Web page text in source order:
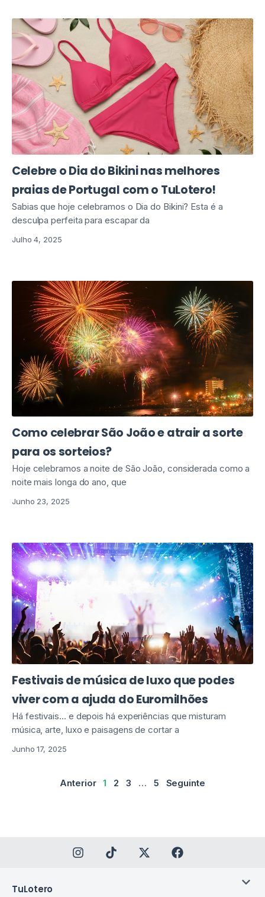
Celebre o Dia do Bikini nas melhores
praias de Portugal com o TuLotero!
Sabias que hoje celebramos o Dia do Bikini? Esta é a
desculpa perfeita para escapar da
Julho 4, 2025
Como celebrar São João e atrair a sorte
para os sorteios?
Hoje celebramos a noite de São João, considerada como a
noite mais longa do ano, que
Junho 23, 2025
Festivais de música de luxo que podes
viver com a ajuda do Euromilhões
Há festivais… e depois há experiências que misturam
música, arte, luxo e paisagens de cortar a
Junho 17, 2025
Anterior 1 2 3 … 5 Seguinte
TuLotero